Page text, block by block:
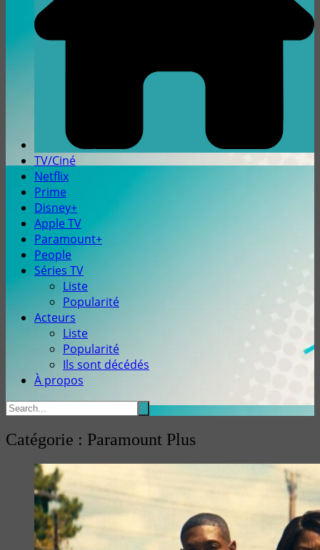
TV/Ciné
Netflix
Prime
Disney+
Apple TV
Paramount+
People
Séries TV
Liste
Popularité
Acteurs
Liste
Popularité
Ils sont décédés
À propos
Catégorie : Paramount Plus